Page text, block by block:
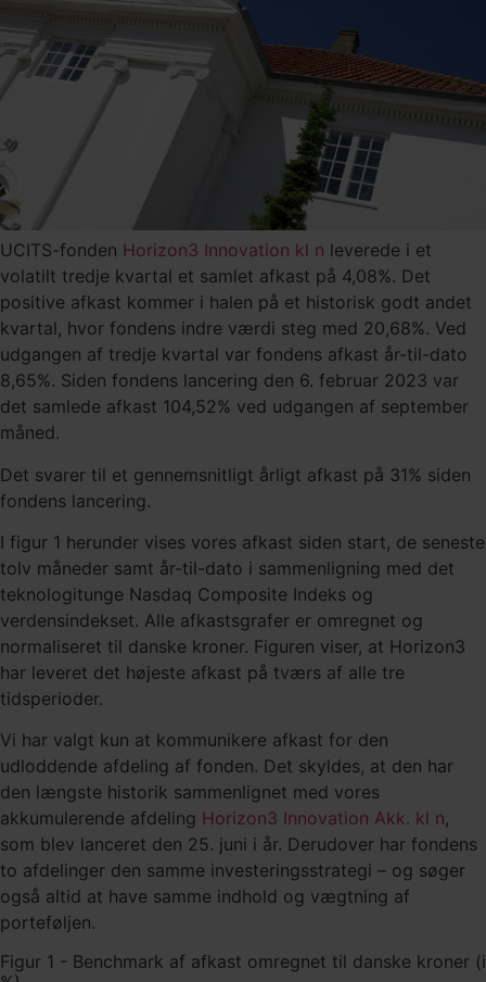
UCITS-fonden Horizon3 Innovation kl n leverede i et
volatilt tredje kvartal et samlet afkast på 4,08%. Det
positive afkast kommer i halen på et historisk godt andet
kvartal, hvor fondens indre værdi steg med 20,68%. Ved
udgangen af tredje kvartal var fondens afkast år-til-dato
8,65%. Siden fondens lancering den 6. februar 2023 var
det samlede afkast 104,52% ved udgangen af september
måned.
Det svarer til et gennemsnitligt årligt afkast på 31% siden
fondens lancering.
I figur 1 herunder vises vores afkast siden start, de seneste
tolv måneder samt år-til-dato i sammenligning med det
teknologitunge Nasdaq Composite Indeks og
verdensindekset. Alle afkastsgrafer er omregnet og
normaliseret til danske kroner. Figuren viser, at Horizon3
har leveret det højeste afkast på tværs af alle tre
tidsperioder.
Vi har valgt kun at kommunikere afkast for den
udloddende afdeling af fonden. Det skyldes, at den har
den længste historik sammenlignet med vores
akkumulerende afdeling Horizon3 Innovation Akk. kl n,
som blev lanceret den 25. juni i år. Derudover har fondens
to afdelinger den samme investeringsstrategi – og søger
også altid at have samme indhold og vægtning af
porteføljen.
Figur 1 - Benchmark af afkast omregnet til danske kroner (i